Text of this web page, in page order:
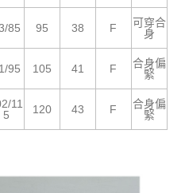
85 95 38 F
可穿合
身
95 105 41 F
合身偏
緊
11
5
120 43 F
合身偏
緊